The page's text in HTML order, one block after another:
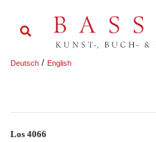
Deutsch / English
Los 4066